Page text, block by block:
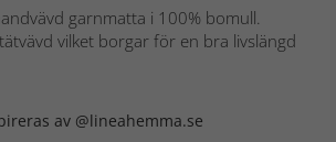
garnmatta i 100% bomull.
vilket borgar för en bra livslängd
av @lineahemma.se